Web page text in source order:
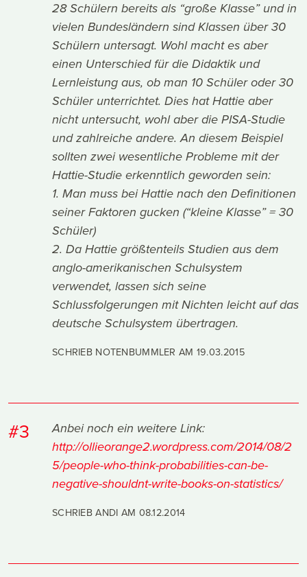
28 Schülern bereits als “große Klasse” und in
vielen Bundesländern sind Klassen über 30
Schülern untersagt. Wohl macht es aber
einen Unterschied für die Didaktik und
Lernleistung aus, ob man 10 Schüler oder 30
Schüler unterrichtet. Dies hat Hattie aber
nicht untersucht, wohl aber die PISA-Studie
und zahlreiche andere. An diesem Beispiel
sollten zwei wesentliche Probleme mit der
Hattie-Studie erkenntlich geworden sein:
1. Man muss bei Hattie nach den Definitionen
seiner Faktoren gucken (“kleine Klasse” = 30
Schüler)
2. Da Hattie größtenteils Studien aus dem
anglo-amerikanischen Schulsystem
verwendet, lassen sich seine
Schlussfolgerungen mit Nichten leicht auf das
deutsche Schulsystem übertragen.
SCHRIEB NOTENBUMMLER AM 19.03.2015
#3
Anbei noch ein weitere Link:
http://ollieorange2.wordpress.com/2014/08/2
5/people-who-think-probabilities-can-be-
negative-shouldnt-write-books-on-statistics/
SCHRIEB ANDI AM 08.12.2014